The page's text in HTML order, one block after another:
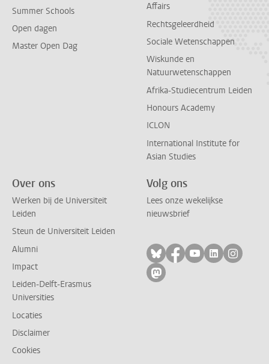
Summer Schools
Open dagen
Master Open Dag
Affairs
Rechtsgeleerdheid
Sociale Wetenschappen
Wiskunde en
Natuurwetenschappen
Afrika-Studiecentrum Leiden
Honours Academy
ICLON
International Institute for
Asian Studies
Over ons
Werken bij de Universiteit
Leiden
Steun de Universiteit Leiden
Alumni
Impact
Leiden-Delft-Erasmus
Universities
Locaties
Disclaimer
Cookies
Volg ons
Lees onze wekelijkse
nieuwsbrief
Volg ons op bluesky
Volg ons op
Volg ons op
Volg ons
Volg
Volg ons op mastodon